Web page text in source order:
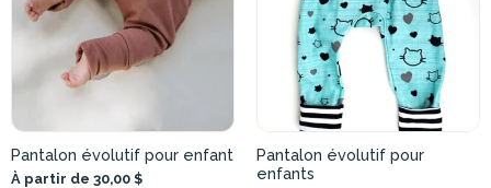
Pantalon évolutif pour enfant
À partir de 30,00 $
Pantalon évolutif pour
enfants